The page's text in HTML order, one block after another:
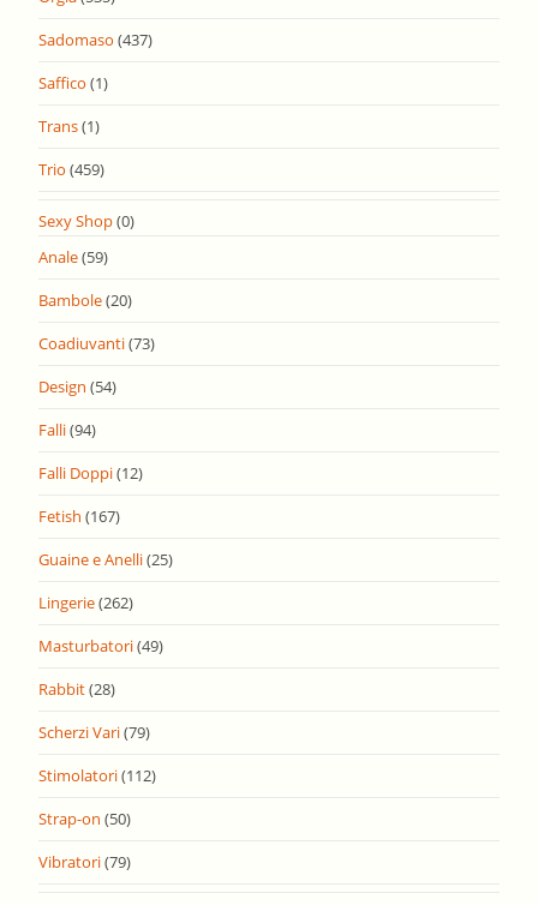
Sadomaso (437)
Saffico (1)
Trans(1)
Trio (459)
Sexy Shop(0)
Anale(59)
Bambole(20)
Coadiuvanti(73)
Design (54)
Falli(94)
Falli Doppi(12)
Fetish (167)
Guaine e Anelli(25)
Lingerie(262)
Masturbatori(49)
Rabbit(28)
Scherzi Vari(79)
Stimolatori(112)
Strap-on (50)
Vibratori(79)